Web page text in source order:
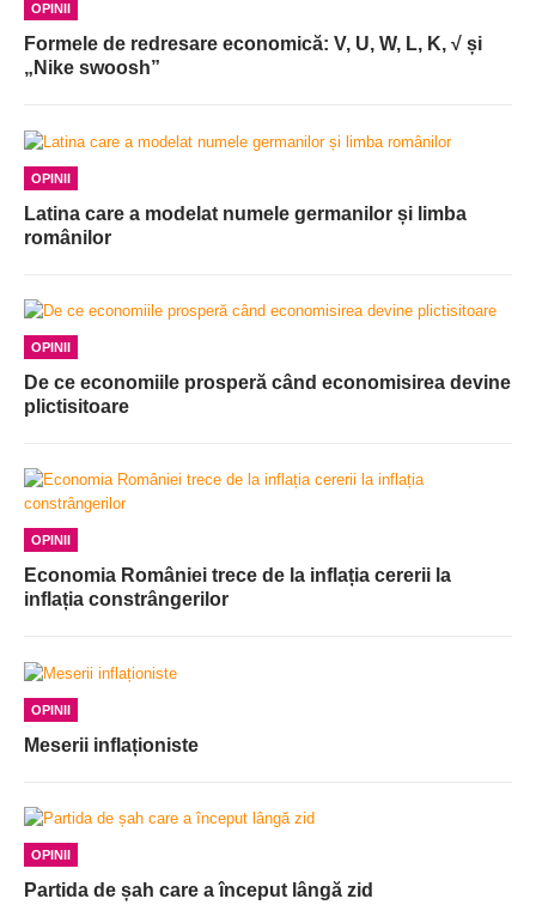
OPINII
Formele de redresare economică: V, U, W, L, K, √ și
„Nike swoosh”
OPINII
Latina care a modelat numele germanilor și limba
românilor
OPINII
De ce economiile prosperă când economisirea devine
plictisitoare
OPINII
Economia României trece de la inflația cererii la
inflația constrângerilor
OPINII
Meserii inflaționiste
OPINII
Partida de șah care a început lângă zid